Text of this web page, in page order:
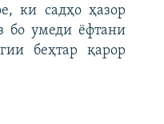
ки садҳо ҳазор
бо умеди ёфтани
беҳтар қарор